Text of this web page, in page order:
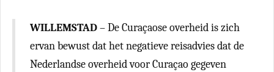
WILLEMSTAD– De Curaçaose overheid is zich
ervan bewust dat het negatieve reisadvies dat de
Nederlandse overheid voor Curaçao gegeven